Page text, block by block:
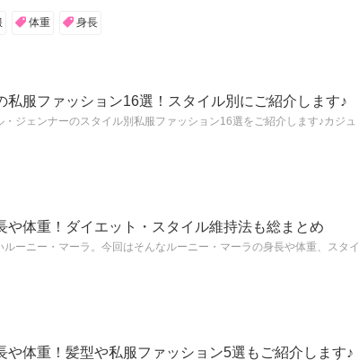
体重 身長
私服ファッション16選！スタイル別にご紹介します♪
ジェンナーのスタイル別私服ファッション16選をご紹介します♪カジュ
や体重！ダイエット・スタイル維持法も総まとめ
ーニー・マーラ。今回はそんなルーニー・マーラの身長や体重、スタイ
や体重！髪型や私服ファッション5選もご紹介します♪